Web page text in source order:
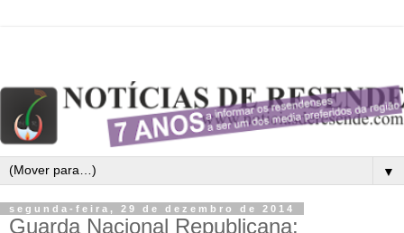
▼
segunda-feira, 29 de dezembro de 2014
Guarda Nacional Republicana: